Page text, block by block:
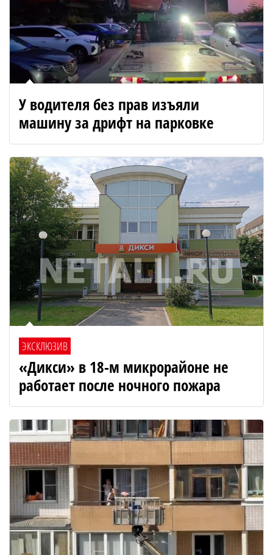
У водителя без прав изъяли
машину за дрифт на парковке
ЭКСКЛЮЗИВ
«Дикси» в 18-м микрорайоне не
работает после ночного пожара